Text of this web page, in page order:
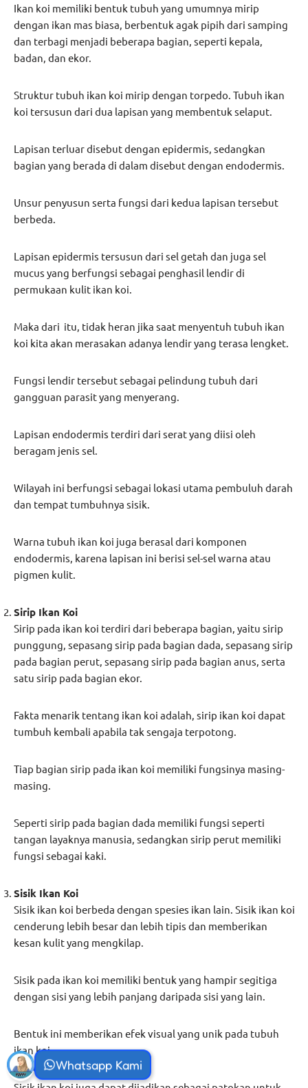
Ikan koi memiliki bentuk tubuh yang umumnya mirip
dengan ikan mas biasa, berbentuk agak pipih dari samping
dan terbagi menjadi beberapa bagian, seperti kepala,
badan, dan ekor.
Struktur tubuh ikan koi mirip dengan torpedo. Tubuh ikan
koi tersusun dari dua lapisan yang membentuk selaput.
Lapisan terluar disebut dengan epidermis, sedangkan
bagian yang berada di dalam disebut dengan endodermis.
Unsur penyusun serta fungsi dari kedua lapisan tersebut
berbeda.
Lapisan epidermis tersusun dari sel getah dan juga sel
mucus yang berfungsi sebagai penghasil lendir di
permukaan kulit ikan koi.
Maka dari itu, tidak heran jika saat menyentuh tubuh ikan
koi kita akan merasakan adanya lendir yang terasa lengket.
Fungsi lendir tersebut sebagai pelindung tubuh dari
gangguan parasit yang menyerang.
Lapisan endodermis terdiri dari serat yang diisi oleh
beragam jenis sel.
Wilayah ini berfungsi sebagai lokasi utama pembuluh darah
dan tempat tumbuhnya sisik.
Warna tubuh ikan koi juga berasal dari komponen
endodermis, karena lapisan ini berisi sel-sel warna atau
pigmen kulit.
Sirip Ikan Koi
Sirip pada ikan koi terdiri dari beberapa bagian, yaitu sirip
punggung, sepasang sirip pada bagian dada, sepasang sirip
pada bagian perut, sepasang sirip pada bagian anus, serta
satu sirip pada bagian ekor.
Fakta menarik tentang ikan koi adalah, sirip ikan koi dapat
tumbuh kembali apabila tak sengaja terpotong.
Tiap bagian sirip pada ikan koi memiliki fungsinya masing-
masing.
Seperti sirip pada bagian dada memiliki fungsi seperti
tangan layaknya manusia, sedangkan sirip perut memiliki
fungsi sebagai kaki.
Sisik Ikan Koi
Sisik ikan koi berbeda dengan spesies ikan lain. Sisik ikan koi
cenderung lebih besar dan lebih tipis dan memberikan
kesan kulit yang mengkilap.
Sisik pada ikan koi memiliki bentuk yang hampir segitiga
dengan sisi yang lebih panjang daripada sisi yang lain.
Bentuk ini memberikan efek visual yang unik pada tubuh
ikan koi.
Whatsapp Kami